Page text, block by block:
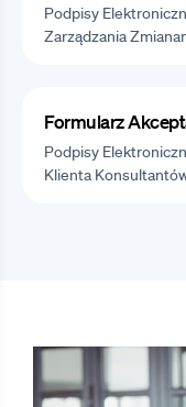
Podpisy
Zarządzania
Formularz
Podpisy
Klienta